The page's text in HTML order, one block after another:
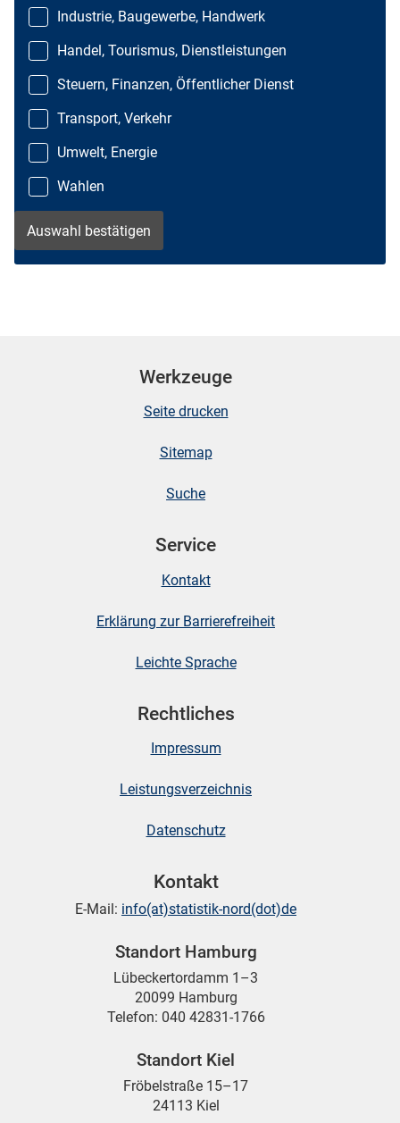
Industrie, Baugewerbe, Handwerk
Handel, Tourismus, Dienstleistungen
Steuern, Finanzen, Öffentlicher Dienst
Transport, Verkehr
Umwelt, Energie
Wahlen
Werkzeuge
Seite drucken
Sitemap
Suche
Service
Kontakt
Erklärung zur Barrierefreiheit
Leichte Sprache
Rechtliches
Impressum
Leistungsverzeichnis
Datenschutz
Kontakt
E-Mail: info(at)statistik-nord(dot)de
Standort Hamburg
Lübeckertordamm 1–3
20099 Hamburg
Telefon: 040 42831-1766
Standort Kiel
Fröbelstraße 15–17
24113 Kiel